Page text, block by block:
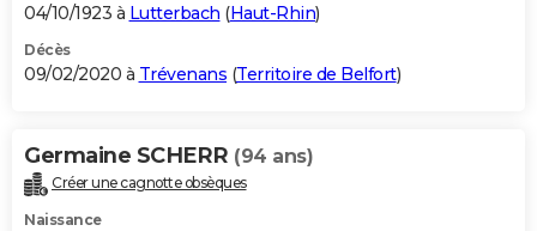
04/10/1923 à Lutterbach (Haut-Rhin)
Décès
09/02/2020 à Trévenans (Territoire de Belfort)
Germaine SCHERR (94 ans)
Créer une cagnotte obsèques
Naissance